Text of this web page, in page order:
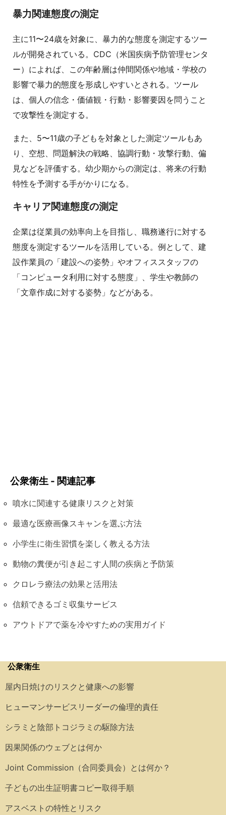
暴力関連態度の測定
主に11〜24歳を対象に、暴力的な態度を測定するツー
ルが開発されている。CDC（米国疾病予防管理センタ
ー）によれば、この年齢層は仲間関係や地域・学校の
影響で暴力的態度を形成しやすいとされる。ツール
は、個人の信念・価値観・行動・影響要因を問うこと
で攻撃性を測定する。
また、5〜11歳の子どもを対象とした測定ツールもあ
り、空想、問題解決の戦略、協調行動・攻撃行動、偏
見などを評価する。幼少期からの測定は、将来の行動
特性を予測する手がかりになる。
キャリア関連態度の測定
企業は従業員の効率向上を目指し、職務遂行に対する
態度を測定するツールを活用している。例として、建
設作業員の「建設への姿勢」やオフィススタッフの
「コンピュータ利用に対する態度」、学生や教師の
「文章作成に対する姿勢」などがある。
公衆衛生 - 関連記事
噴水に関連する健康リスクと対策
最適な医療画像スキャンを選ぶ方法
小学生に衛生習慣を楽しく教える方法
動物の糞便が引き起こす人間の疾病と予防策
クロレラ療法の効果と活用法
信頼できるゴミ収集サービス
アウトドアで薬を冷やすための実用ガイド
公衆衛生
屋内日焼けのリスクと健康への影響
ヒューマンサービスリーダーの倫理的責任
シラミと陰部トコジラミの駆除方法
因果関係のウェブとは何か
Joint Commission（合同委員会）とは何か？
子どもの出生証明書コピー取得手順
アスベストの特性とリスク